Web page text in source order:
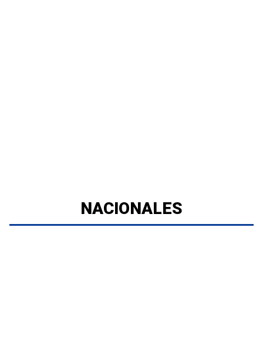
NACIONALES